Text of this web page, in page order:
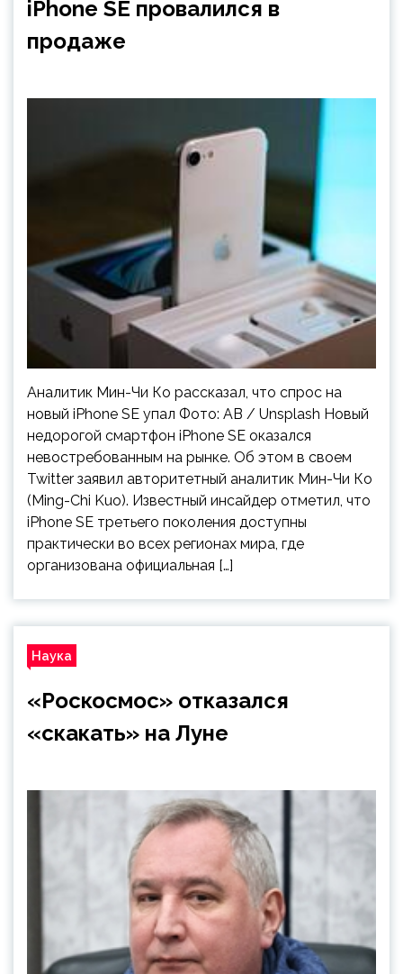
iPhone SE провалился в
продаже
Аналитик Мин-Чи Ко рассказал, что спрос на
новый iPhone SE упал Фото: AB / Unsplash Новый
недорогой смартфон iPhone SE оказался
невостребованным на рынке. Об этом в своем
Twitter заявил авторитетный аналитик Мин-Чи Ко
(Ming-Chi Kuo). Известный инсайдер отметил, что
iPhone SE третьего поколения доступны
практически во всех регионах мира, где
организована официальная […]
Наука
«Роскосмос» отказался
«скакать» на Луне